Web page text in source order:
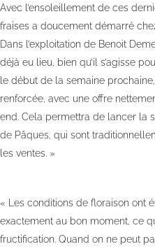
Avec l’ensoleillement de ces
fraises a doucement démarré
Dans l’exploitation de Benoit
déjà eu lieu, bien qu’il s’agisse
le début de la semaine
renforcée, avec une offre
end. Cela permettra de lancer la
de Pâques, qui sont
les ventes. »
« Les conditions de floraison ont
exactement au bon moment, ce
fructification. Quand on ne peut